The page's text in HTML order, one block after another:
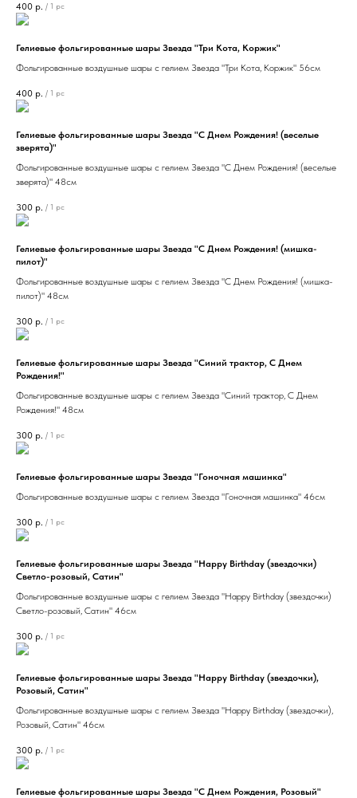
400 р. / 1 pc
Гелиевые фольгированные шары Звезда "Три Кота, Коржик"
Фольгированные воздушные шары с гелием Звезда "Три Кота, Коржик" 56см
400 р. / 1 pc
Гелиевые фольгированные шары Звезда "С Днем Рождения! (веселые
зверята)"
Фольгированные воздушные шары с гелием Звезда "С Днем Рождения! (веселые
зверята)" 48см
300 р. / 1 pc
Гелиевые фольгированные шары Звезда "С Днем Рождения! (мишка-
пилот)"
Фольгированные воздушные шары с гелием Звезда "С Днем Рождения! (мишка-
пилот)" 48см
300 р. / 1 pc
Гелиевые фольгированные шары Звезда "Синий трактор, С Днем
Рождения!"
Фольгированные воздушные шары с гелием Звезда "Синий трактор, С Днем
Рождения!" 48см
300 р. / 1 pc
Гелиевые фольгированные шары Звезда "Гоночная машинка"
Фольгированные воздушные шары с гелием Звезда "Гоночная машинка" 46см
300 р. / 1 pc
Гелиевые фольгированные шары Звезда "Happy Birthday (звездочки)
Светло-розовый, Сатин"
Фольгированные воздушные шары с гелием Звезда "Happy Birthday (звездочки)
Светло-розовый, Сатин" 46см
300 р. / 1 pc
Гелиевые фольгированные шары Звезда "Happy Birthday (звездочки),
Розовый, Сатин"
Фольгированные воздушные шары с гелием Звезда "Happy Birthday (звездочки),
Розовый, Сатин" 46см
300 р. / 1 pc
Гелиевые фольгированные шары Звезда "С Днем Рождения, Розовый"